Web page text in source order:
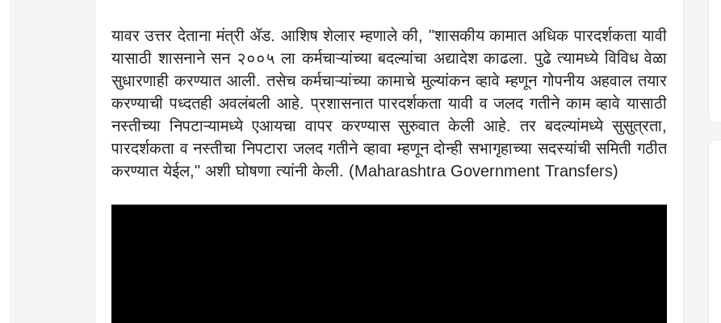
यावर उत्तर देताना मंत्री ॲड. आशिष शेलार म्हणाले की, "शासकीय कामात अधिक पारदर्शकता यावी
यासाठी शासनाने सन २००५ ला कर्मचाऱ्यांच्या बदल्यांचा अद्यादेश काढला. पुढे त्यामध्ये विविध वेळा
सुधारणाही करण्यात आली. तसेच कर्मचाऱ्यांच्या कामाचे मुल्यांकन व्हावे म्हणून गोपनीय अहवाल तयार
करण्याची पध्दतही अवलंबली आहे. प्रशासनात पारदर्शकता यावी व जलद गतीने काम व्हावे यासाठी
नस्तीच्या निपटाऱ्यामध्ये एआयचा वापर करण्यास सुरुवात केली आहे. तर बदल्यांमध्ये सुसुत्रता,
पारदर्शकता व नस्तीचा निपटारा जलद गतीने व्हावा म्हणून दोन्ही सभागृहाच्या सदस्यांची समिती गठीत
करण्यात येईल," अशी घोषणा त्यांनी केली. (Maharashtra Government Transfers)